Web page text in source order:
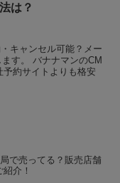
は？
キャンセル可能？メー
す。 バナナマンのCM
約サイトよりも格安
で売ってる？販売店舗
介！